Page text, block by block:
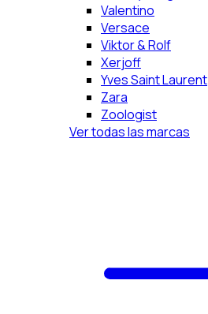
Valentino
Versace
Viktor & Rolf
Xerjoff
Yves Saint Laurent
Zara
Zoologist
Ver todas las marcas